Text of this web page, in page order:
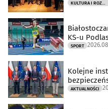
KULTURA I ROZRYWKA
KS-u
SPORT
Kolejne
AKTUALNOŚCI